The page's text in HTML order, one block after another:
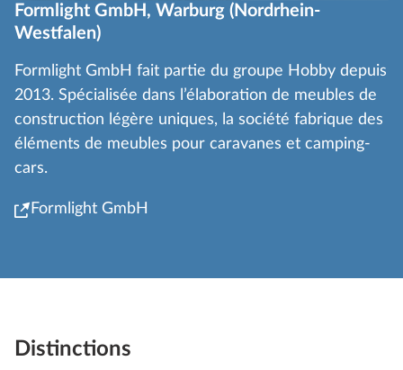
Formlight GmbH, Warburg (Nordrhein-
Westfalen)
Formlight GmbH fait partie du groupe Hobby depuis
2013. Spécialisée dans l’élaboration de meubles de
construction légère uniques, la société fabrique des
éléments de meubles pour caravanes et camping-
cars.
Formlight GmbH
Distinctions